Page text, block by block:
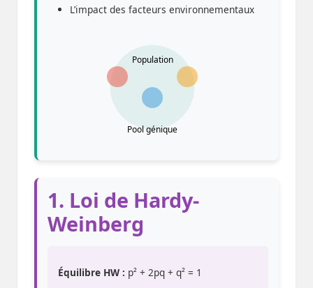
L’impact des facteurs environnementaux
Population
Pool génique
1. Loi de Hardy-
Weinberg
Équilibre HW : p² + 2pq + q² = 1